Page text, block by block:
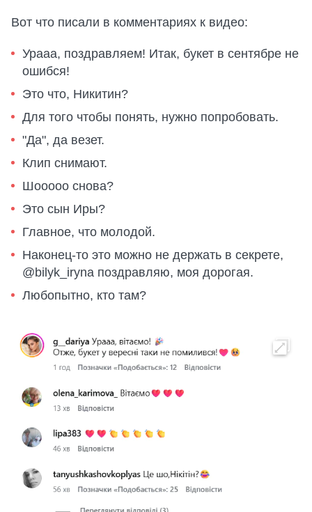
Вот что писали в комментариях к видео:
Урааа, поздравляем! Итак, букет в сентябре не
ошибся!
Это что, Никитин?
Для того чтобы понять, нужно попробовать.
"Да", да везет.
Клип снимают.
Шооооо снова?
Это сын Иры?
Главное, что молодой.
Наконец-то это можно не держать в секрете,
@bilyk_iryna поздравляю, моя дорогая.
Любопытно, кто там?